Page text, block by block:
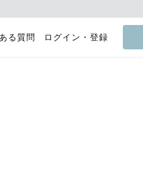
る質問 ログイン・登録